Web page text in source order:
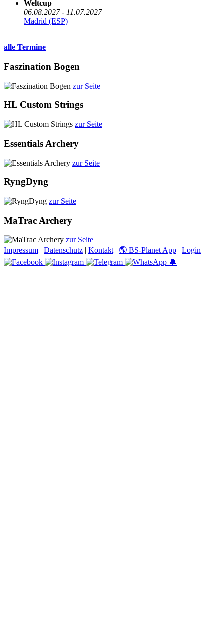
Weltcup
06.08.2027 - 11.07.2027
Madrid (ESP)
alle Termine
Faszination Bogen
zur Seite
HL Custom Strings
zur Seite
Essentials Archery
zur Seite
RyngDyng
zur Seite
MaTrac Archery
zur Seite
Impressum | Datenschutz | Kontakt | 🌎 BS-Planet App | Login
🔔